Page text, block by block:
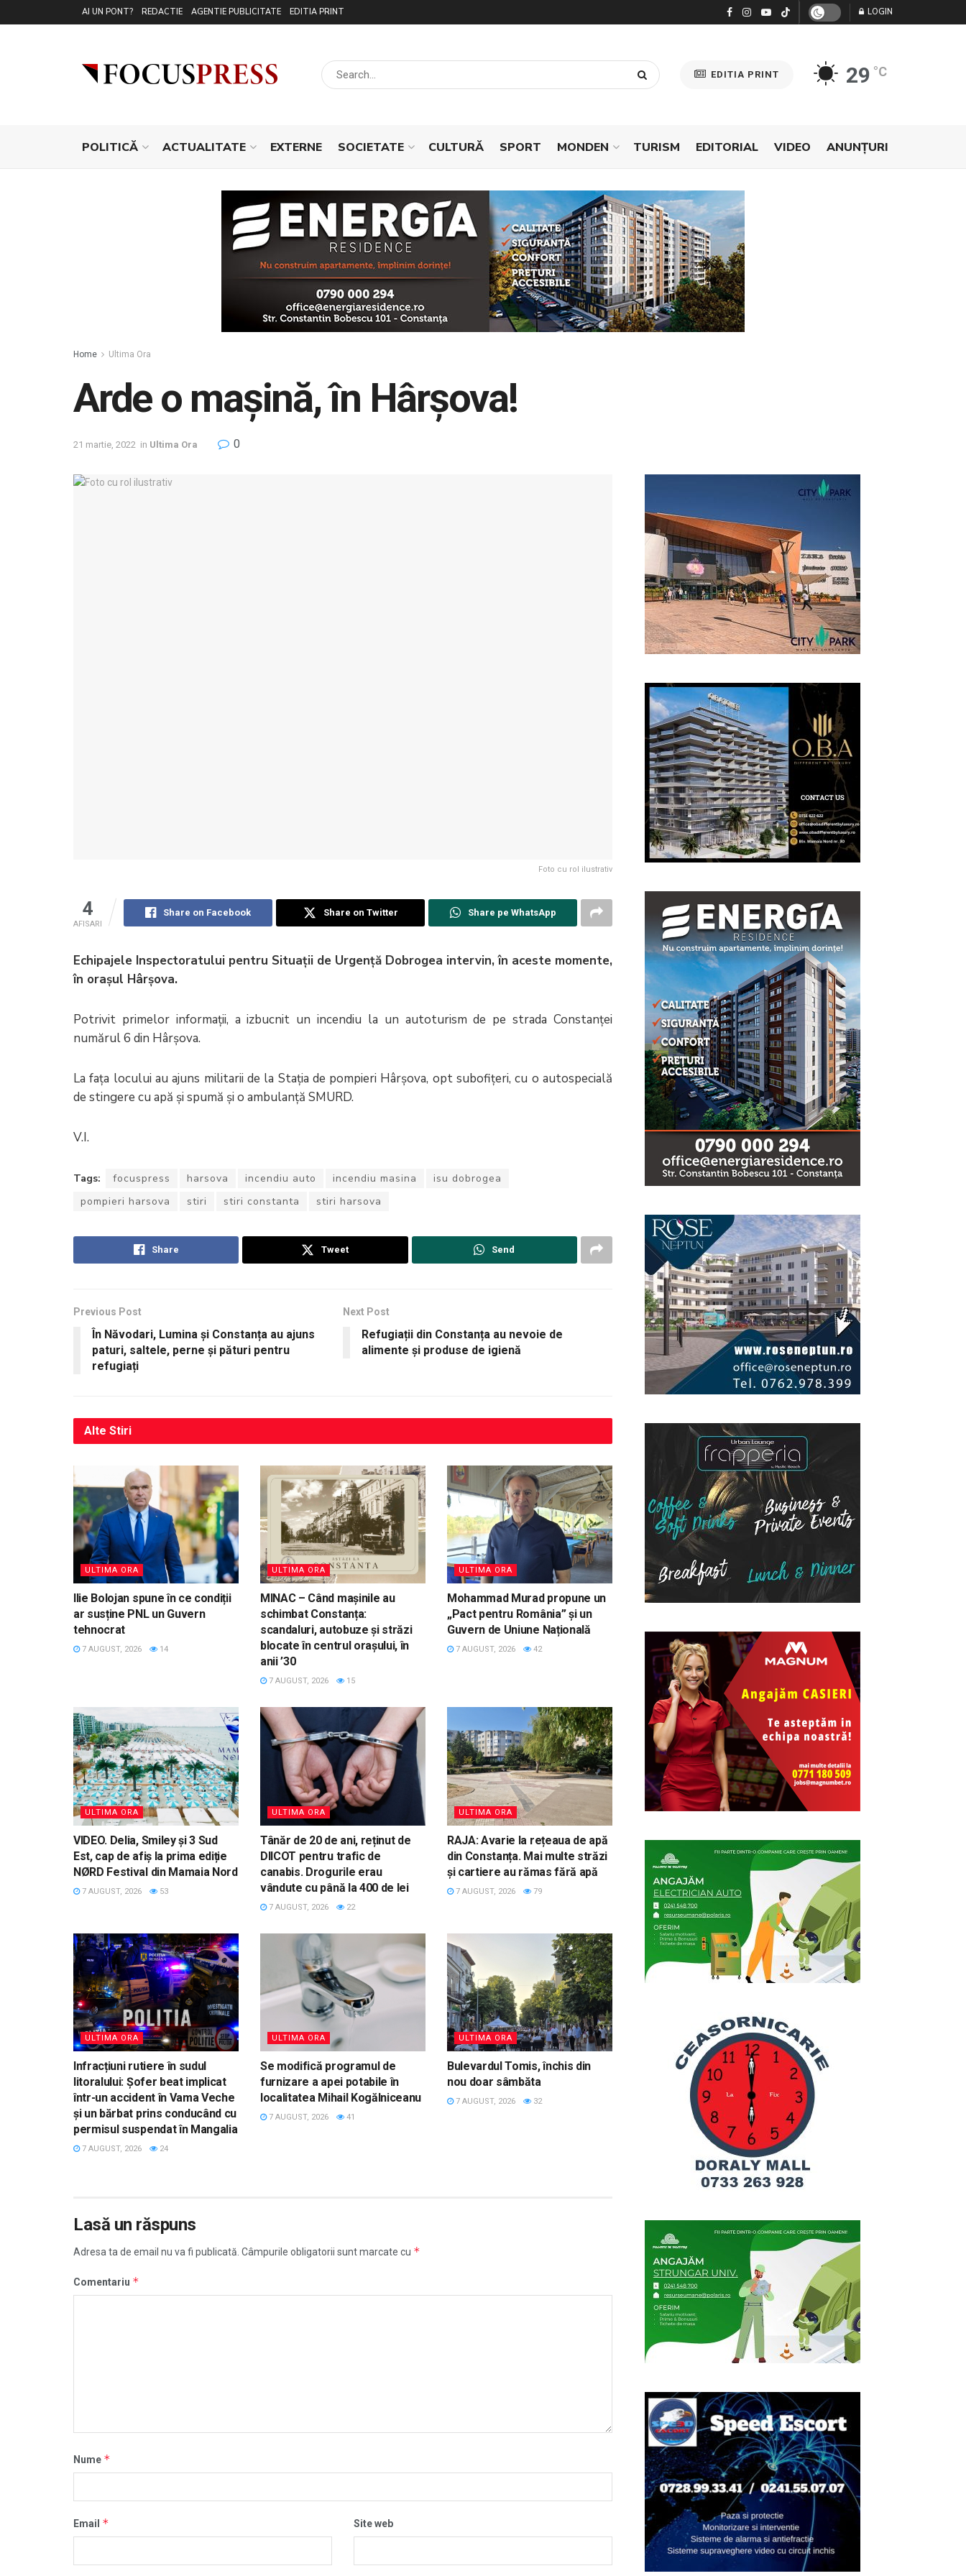
AI UN PONT? REDACTIE AGENTIE PUBLICITATE EDITIA PRINT LOGIN
EDITIA PRINT 29 °C
POLITICĂ ACTUALITATE EXTERNE SOCIETATE CULTURĂ SPORT MONDEN TURISM EDITORIAL VIDEO ANUNŢURI
Home Ultima Ora
Arde o mașină, în Hârșova!
21 martie, 2022 in Ultima Ora 0
Foto cu rol ilustrativ
4
AFISARI
Share on Facebook Share on Twitter Share pe WhatsApp
Echipajele Inspectoratului pentru Situații de Urgență Dobrogea intervin, în aceste momente,
în orașul Hârșova.
Potrivit primelor informații, a izbucnit un incendiu la un autoturism de pe strada Constanței
numărul 6 din Hârșova.
La fața locului au ajuns militarii de la Stația de pompieri Hârșova, opt subofițeri, cu o autospecială
de stingere cu apă și spumă și o ambulanță SMURD.
V.I.
Tags: focuspress harsova incendiu auto incendiu masina
isu dobrogea
pompieri harsova
stiri stiri constanta stiri harsova
Share Tweet Send
Previous Post
În Năvodari, Lumina și Constanța au ajuns
paturi, saltele, perne și pături pentru
refugiați
Next Post
Refugiații din Constanța au nevoie de
alimente și produse de igienă
Alte Stiri
ULTIMA ORA
Ilie Bolojan spune în ce condiții
ar susține PNL un Guvern
tehnocrat
7 AUGUST, 2026 14
ULTIMA ORA
MINAC – Când mașinile au
schimbat Constanța:
scandaluri, autobuze și străzi
blocate în centrul orașului, în
anii ’30
7 AUGUST, 2026 15
ULTIMA ORA
Mohammad Murad propune un
„Pact pentru România” și un
Guvern de Uniune Națională
7 AUGUST, 2026 42
ULTIMA ORA
VIDEO. Delia, Smiley și 3 Sud
Est, cap de afiș la prima ediție
NØRD Festival din Mamaia Nord
7 AUGUST, 2026 53
ULTIMA ORA
Tânăr de 20 de ani, reținut de
DIICOT pentru trafic de
canabis. Drogurile erau
vândute cu până la 400 de lei
7 AUGUST, 2026 22
ULTIMA ORA
RAJA: Avarie la rețeaua de apă
din Constanța. Mai multe străzi
și cartiere au rămas fără apă
7 AUGUST, 2026 79
ULTIMA ORA
Infracțiuni rutiere în sudul
litoralului: Șofer beat implicat
într-un accident în Vama Veche
și un bărbat prins conducând cu
permisul suspendat în Mangalia
7 AUGUST, 2026 24
ULTIMA ORA
Se modifică programul de
furnizare a apei potabile în
localitatea Mihail Kogălniceanu
7 AUGUST, 2026 41
ULTIMA ORA
Bulevardul Tomis, închis din
nou doar sâmbăta
7 AUGUST, 2026 32
Lasă un răspuns
Adresa ta de email nu va fi publicată. Câmpurile obligatorii sunt marcate cu *
Comentariu *
Nume *
Email * Site web